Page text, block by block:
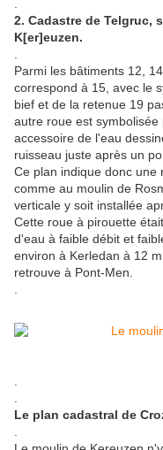
2. Cadastre de Telgruc,
K[er]euzen.
Parmi les bâtiments 12,
correspond à 15, avec le
bief et de la retenue 19
autre roue est
accessoire de l'eau
ruisseau juste après un
Ce plan indique donc une
comme au moulin de
verticale y soit installée
Cette roue à pirouette
d'eau à faible débit et
environ à Kerledan à 12
retrouve à Pont-Men.
Le plan cadastral de